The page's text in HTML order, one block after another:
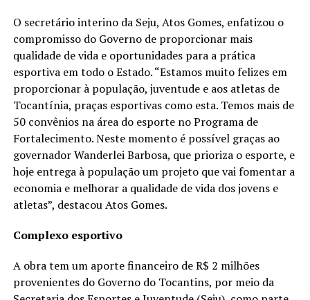
O secretário interino da Seju, Atos Gomes, enfatizou o
compromisso do Governo de proporcionar mais
qualidade de vida e oportunidades para a prática
esportiva em todo o Estado. “Estamos muito felizes em
proporcionar à população, juventude e aos atletas de
Tocantínia, praças esportivas como esta. Temos mais de
50 convênios na área do esporte no Programa de
Fortalecimento. Neste momento é possível graças ao
governador Wanderlei Barbosa, que prioriza o esporte, e
hoje entrega à população um projeto que vai fomentar a
economia e melhorar a qualidade de vida dos jovens e
atletas”, destacou Atos Gomes.
Complexo esportivo
A obra tem um aporte financeiro de R$ 2 milhões
provenientes do Governo do Tocantins, por meio da